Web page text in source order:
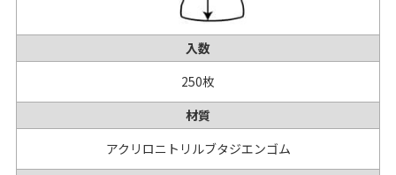
入数
250枚
材質
アクリロニトリルブタジエンゴム